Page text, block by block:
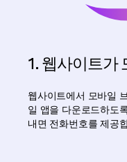
1. 웹사이트가
웹사이트에서 모바일
일 앱을 다운로드하도
내면 전화번호를 제공